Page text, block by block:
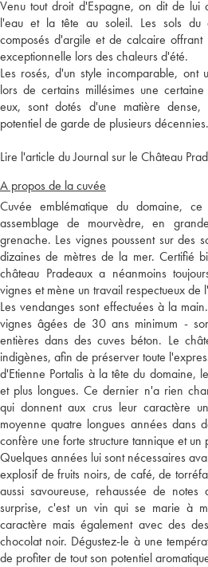
Venu tout droit d'Espagne, on dit de lui
l'eau et la tête au soleil. Les sols du
composés d'argile et de calcaire
exceptionnelle lors des chaleurs d'été.
Les rosés, d'un style incomparable, ont
lors de certains millésimes une
eux, sont dotés d'une matière
potentiel de garde de plusieurs décennies.
Lire l'article du Journal sur le Château
A propos de la cuvée
Cuvée emblématique du domaine,
assemblage de mourvèdre, en
grenache. Les vignes poussent sur des
dizaines de mètres de la mer. Certifié
château Pradeaux a néanmoins
vignes et mène un travail respectueux de
Les vendanges sont effectuées à la
vignes âgées de 30 ans minimum -
entières dans des cuves béton. Le
indigènes, afin de préserver toute
d'Etienne Portalis à la tête du domaine,
et plus longues. Ce dernier n'a rien
qui donnent aux crus leur caractère
moyenne quatre longues années dans
confère une forte structure tannique et
Quelques années lui sont nécessaires
explosif de fruits noirs, de café, de
aussi savoureuse, rehaussée de
surprise, c'est un vin qui se marie à
caractère mais également avec des
chocolat noir. Dégustez-le à une
de profiter de tout son potentiel